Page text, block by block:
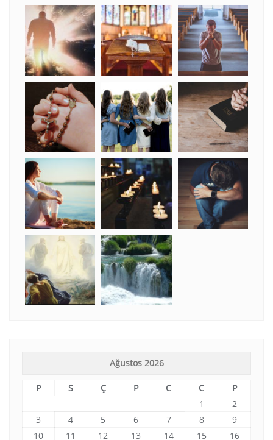
Ağustos 2026
P S Ç P C C
P
1
2
3
4 5 6 7 8
9
10
11 12 13 14 15 16